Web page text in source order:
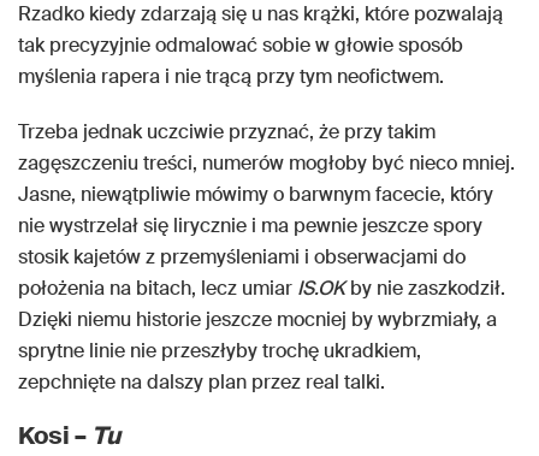
Rzadko kiedy zdarzają się u nas krążki, które pozwalają
tak precyzyjnie odmalować sobie w głowie sposób
myślenia rapera i nie trącą przy tym neofictwem.
Trzeba jednak uczciwie przyznać, że przy takim
zagęszczeniu treści, numerów mogłoby być nieco mniej.
Jasne, niewątpliwie mówimy o barwnym facecie, który
nie wystrzelał się lirycznie i ma pewnie jeszcze spory
stosik kajetów z przemyśleniami i obserwacjami do
położenia na bitach, lecz umiar IS.OKby nie zaszkodził.
Dzięki niemu historie jeszcze mocniej by wybrzmiały, a
sprytne linie nie przeszłyby trochę ukradkiem,
zepchnięte na dalszy plan przez real talki.
Kosi – Tu